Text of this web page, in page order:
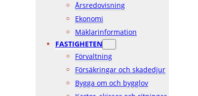
Årsredovisning
Ekonomi
Mäklarinformation
FASTIGHETEN
Förvaltning
Försäkringar och skadedjur
Bygga om och bygglov